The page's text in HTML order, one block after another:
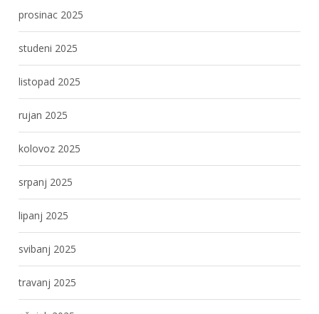
prosinac 2025
studeni 2025
listopad 2025
rujan 2025
kolovoz 2025
srpanj 2025
lipanj 2025
svibanj 2025
travanj 2025